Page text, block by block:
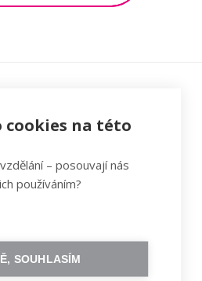
cookies na této
– posouvají nás
používáním?
SOUHLASÍM